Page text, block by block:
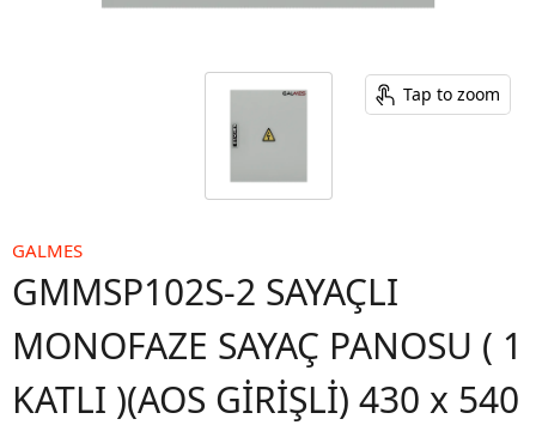
Tap to zoom
GALMES
GMMSP102S-2 SAYAÇLI
MONOFAZE SAYAÇ PANOSU ( 1
KATLI )(AOS GİRİŞLİ) 430 x 540